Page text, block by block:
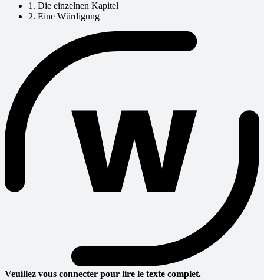
1. Die einzelnen Kapitel
2. Eine Würdigung
Veuillez vous connecter pour lire le texte complet.